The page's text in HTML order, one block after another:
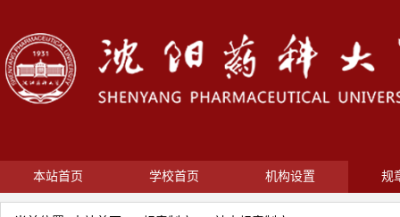
本站首页 学校首页 机构设置 规